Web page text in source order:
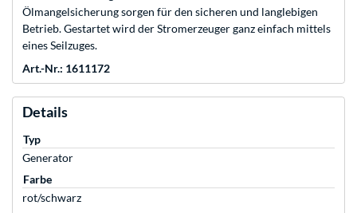
Ölmangelsicherung sorgen für den sicheren und langlebigen
Betrieb. Gestartet wird der Stromerzeuger ganz einfach mittels
eines Seilzuges.
Art.-Nr.: 1611172
Details
Typ
Generator
Farbe
rot/schwarz